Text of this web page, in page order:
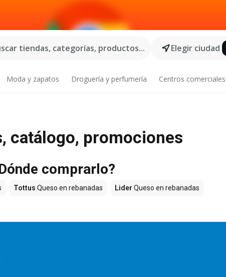
tiendas, categorías, productos...
Elegir ciudad
Moda y zapatos Droguería y perfumería Centros comerciales
catálogo, promociones
comprarlo?
Tottus Queso en rebanadas Lider Queso en rebanadas